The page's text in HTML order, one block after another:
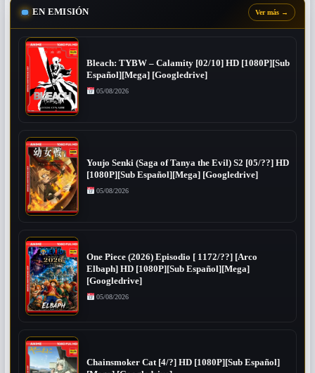
EN EMISIÓN Ver más →
Bleach: TYBW – Calamity [02/10] HD [1080P][Sub
Español][Mega] [Googledrive]
05/08/2026
Youjo Senki (Saga of Tanya the Evil) S2 [05/??] HD
[1080P][Sub Español][Mega] [Googledrive]
05/08/2026
One Piece (2026) Episodio [ 1172/??] [Arco
Elbaph] HD [1080P][Sub Español][Mega]
[Googledrive]
05/08/2026
Chainsmoker Cat [4/?] HD [1080P][Sub Español]